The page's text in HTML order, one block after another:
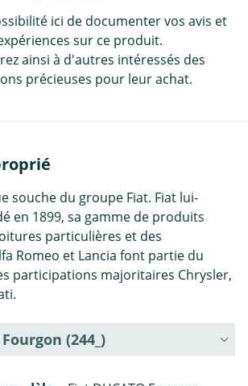
ici de documenter vos avis et
sur ce produit.
ainsi à d'autres intéressés des
précieuses pour leur achat.
souche du groupe Fiat. Fiat lui-
en 1899, sa gamme de produits
particulières et des
Romeo et Lancia font partie du
participations majoritaires Chrysler,
(244_)